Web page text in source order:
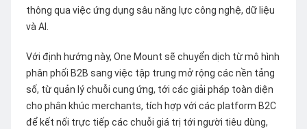
thông qua việc ứng dụng sâu năng lực công nghệ, dữ liệu
và AI.
Với định hướng này, One Mount sẽ chuyển dịch từ mô hình
phân phối B2B sang việc tập trung mở rộng các nền tảng
số, từ quản lý chuỗi cung ứng, tới các giải pháp toàn diện
cho phân khúc merchants, tích hợp với các platform B2C
để kết nối trực tiếp các chuỗi giá trị tới người tiêu dùng,